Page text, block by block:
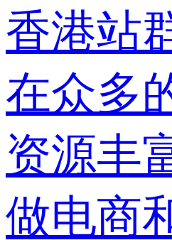
香港站
在众多
资源丰
做电商